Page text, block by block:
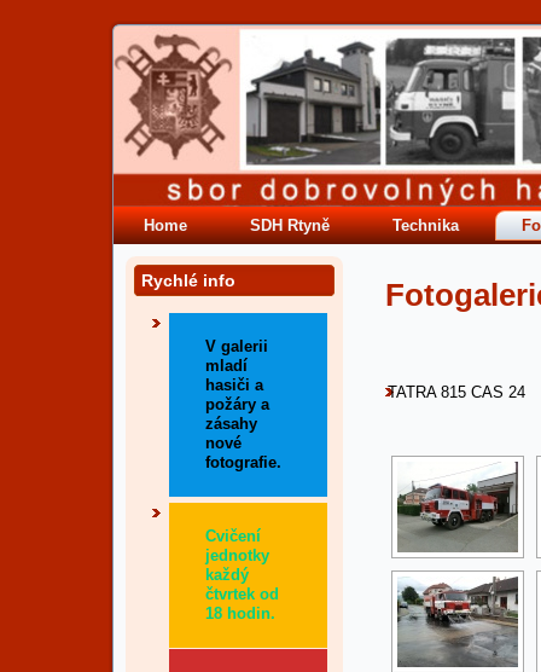
Home SDH Rtyně Technika
Rychlé info
V galerii
mladí
hasiči a
požáry a
zásahy
nové
fotografie.
Cvičení
jednotky
každý
čtvrtek od
18 hodin.
TATRA 815 CAS 24